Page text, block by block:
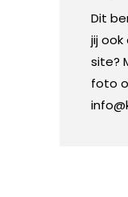
Dit
jij
site?
foto